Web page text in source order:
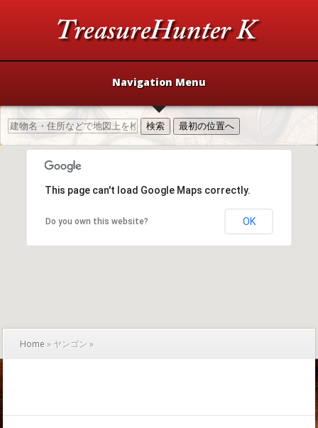
Navigation Menu
検索 最初の位置へ
This page can't load Google Maps correctly.
Do you own this website? OK
Home » ヤンゴン»